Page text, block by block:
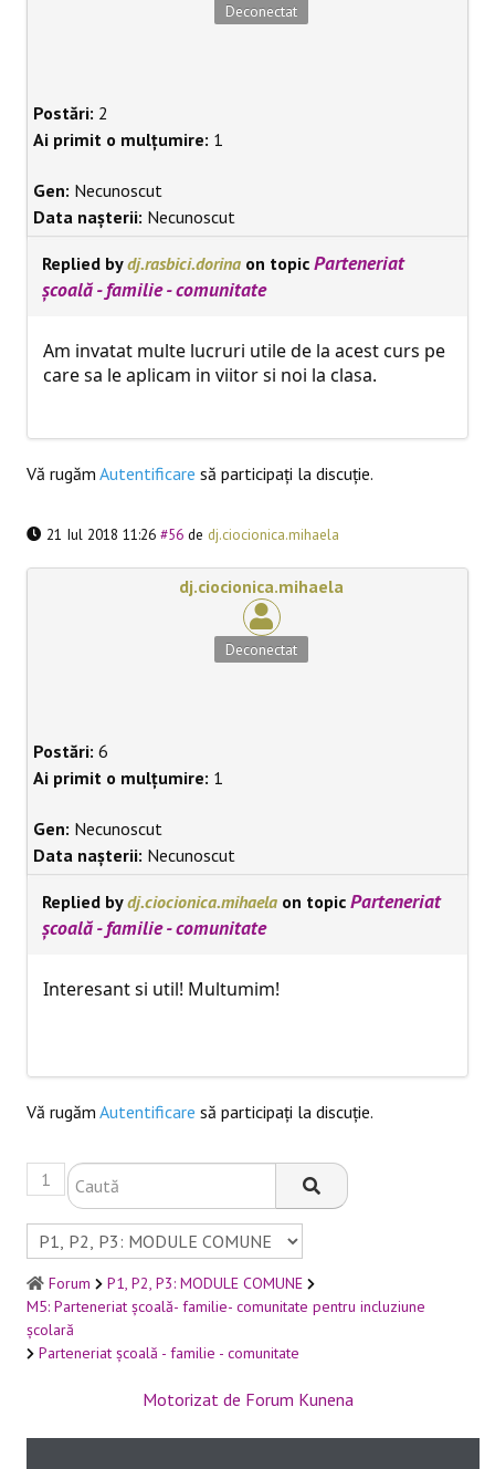
Deconectat
Postări: 2
Ai primit o mulțumire: 1
Gen: Necunoscut
Data nașterii: Necunoscut
Replied bydj.rasbici.dorina on topic Parteneriat
școală - familie - comunitate
Am invatat multe lucruri utile de la acest curs pe
care sa le aplicam in viitor si noi la clasa.
Vă rugăm Autentificare să participaţi la discuţie.
21 Iul 2018 11:26 #56 de dj.ciocionica.mihaela
dj.ciocionica.mihaela
Deconectat
Postări: 6
Ai primit o mulțumire: 1
Gen: Necunoscut
Data nașterii: Necunoscut
Replied bydj.ciocionica.mihaela on topic Parteneriat
școală - familie - comunitate
Interesant si util! Multumim!
Vă rugăm Autentificare să participaţi la discuţie.
1
Forum
P1, P2, P3: MODULE COMUNE
M5: Parteneriat școală- familie- comunitate pentru incluziune
școlară
Parteneriat școală - familie - comunitate
Motorizat de Forum Kunena